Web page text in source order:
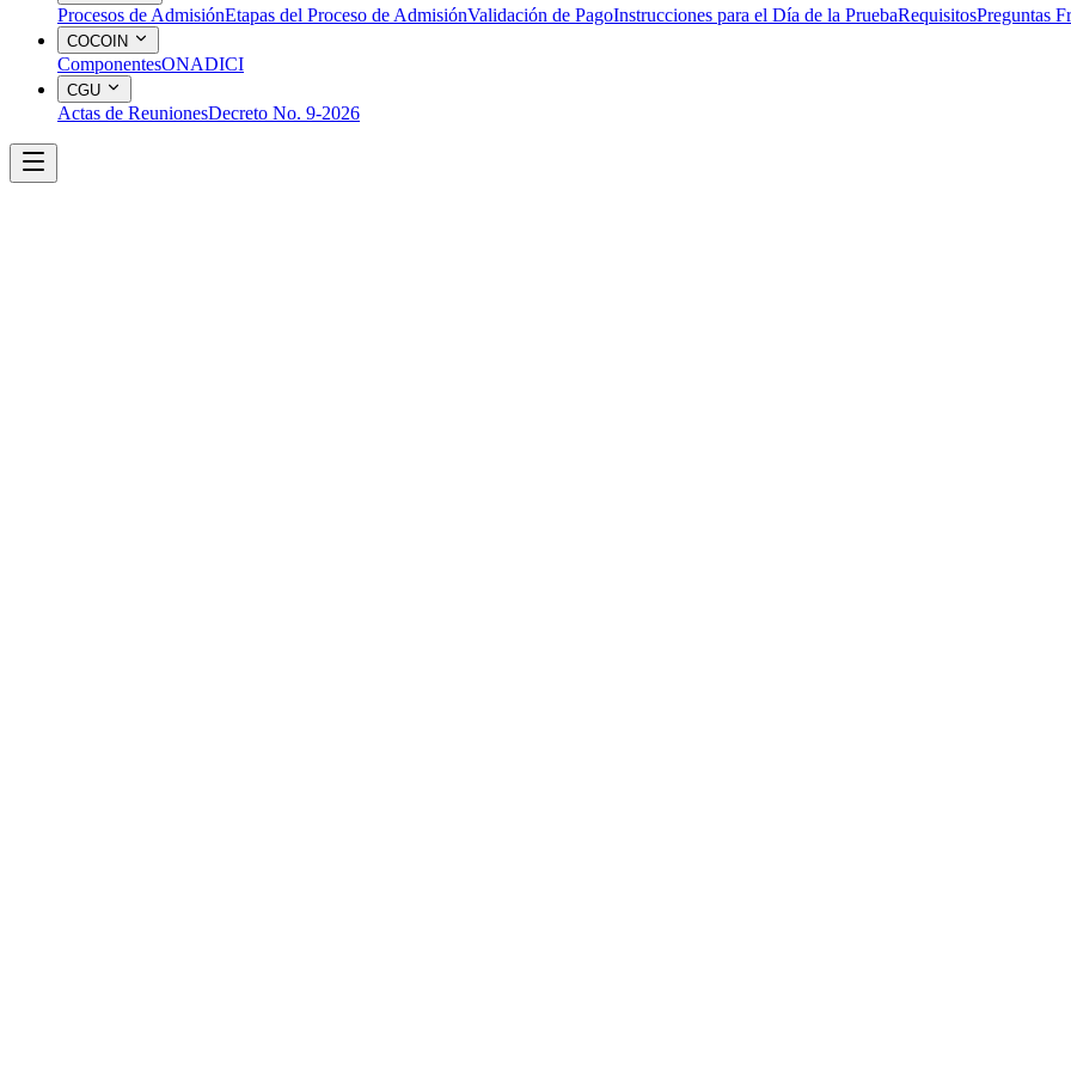
Procesos de AdmisiónEtapas del Proceso de AdmisiónValidación de PagoInstrucciones para el Día de la PruebaRequisitosPreguntas
COCOIN
ComponentesONADICI
CGU
Actas de ReunionesDecreto No. 9-2026